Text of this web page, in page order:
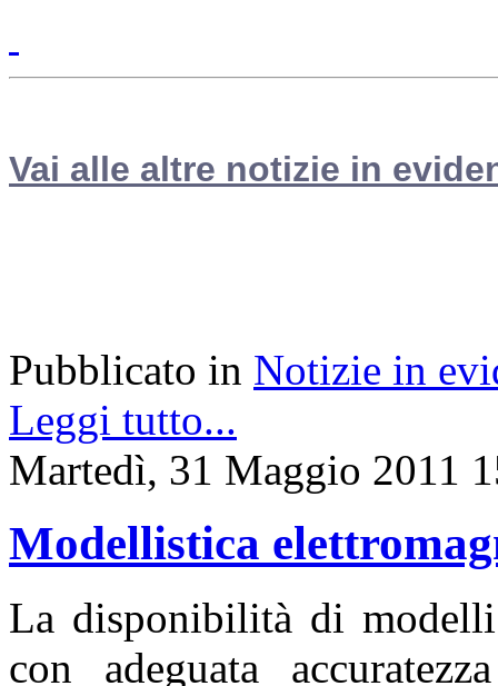
Vai alle altre notizie in
Pubblicato in Notizie in
Leggi tutto...
Martedì, 31 Maggio 2011
Modellistica
La disponibilità di
con adeguata